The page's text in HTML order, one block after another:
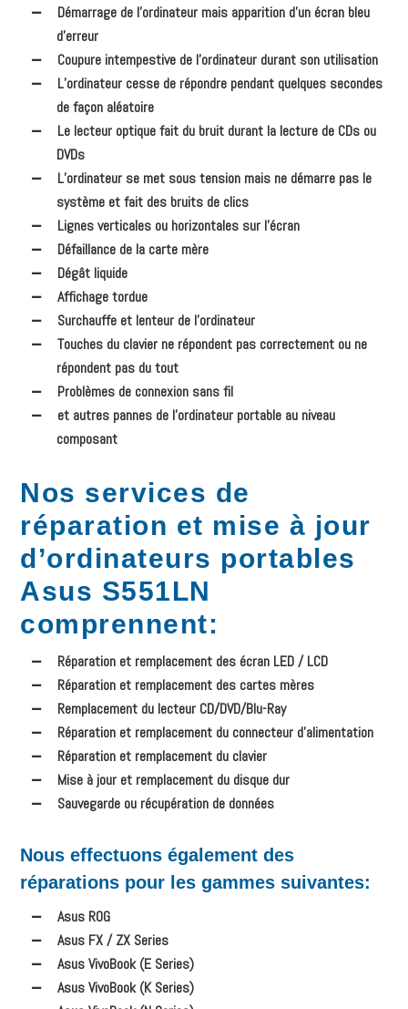
Démarrage de l’ordinateur mais apparition d’un écran bleu
d’erreur
Coupure intempestive de l’ordinateur durant son utilisation
L’ordinateur cesse de répondre pendant quelques secondes
de façon aléatoire
Le lecteur optique fait du bruit durant la lecture de CDs ou
DVDs
L’ordinateur se met sous tension mais ne démarre pas le
système et fait des bruits de clics
Lignes verticales ou horizontales sur l’écran
Défaillance de la carte mère
Dégât liquide
Affichage tordue
Surchauffe et lenteur de l’ordinateur
Touches du clavier ne répondent pas correctement ou ne
répondent pas du tout
Problèmes de connexion sans fil
et autres pannes de l’ordinateur portable au niveau
composant
Nos services de
réparation et mise à jour
d’ordinateurs portables
Asus S551LN
comprennent:
Réparation et remplacement des écran LED / LCD
Réparation et remplacement des cartes mères
Remplacement du lecteur CD/DVD/Blu-Ray
Réparation et remplacement du connecteur d’alimentation
Réparation et remplacement du clavier
Mise à jour et remplacement du disque dur
Sauvegarde ou récupération de données
Nous effectuons également des
réparations pour les gammes suivantes:
Asus ROG
Asus FX / ZX Series
Asus VivoBook (E Series)
Asus VivoBook (K Series)